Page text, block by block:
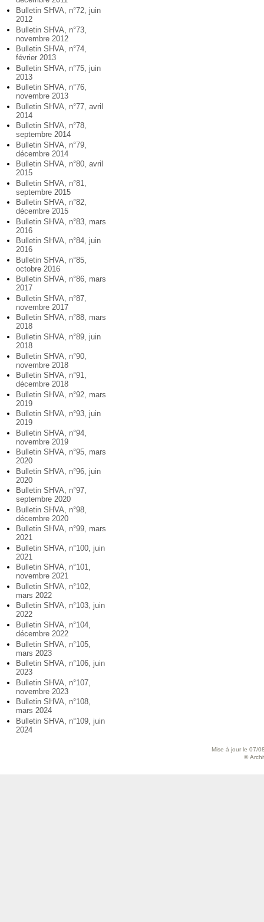
Bulletin SHVA, n°72, juin
2012
Bulletin SHVA, n°73,
novembre 2012
Bulletin SHVA, n°74,
février 2013
Bulletin SHVA, n°75, juin
2013
Bulletin SHVA, n°76,
novembre 2013
Bulletin SHVA, n°77, avril
2014
Bulletin SHVA, n°78,
septembre 2014
Bulletin SHVA, n°79,
décembre 2014
Bulletin SHVA, n°80, avril
2015
Bulletin SHVA, n°81,
septembre 2015
Bulletin SHVA, n°82,
décembre 2015
Bulletin SHVA, n°83, mars
2016
Bulletin SHVA, n°84, juin
2016
Bulletin SHVA, n°85,
octobre 2016
Bulletin SHVA, n°86, mars
2017
Bulletin SHVA, n°87,
novembre 2017
Bulletin SHVA, n°88, mars
2018
Bulletin SHVA, n°89, juin
2018
Bulletin SHVA, n°90,
novembre 2018
Bulletin SHVA, n°91,
décembre 2018
Bulletin SHVA, n°92, mars
2019
Bulletin SHVA, n°93, juin
2019
Bulletin SHVA, n°94,
novembre 2019
Bulletin SHVA, n°95, mars
2020
Bulletin SHVA, n°96, juin
2020
Bulletin SHVA, n°97,
septembre 2020
Bulletin SHVA, n°98,
décembre 2020
Bulletin SHVA, n°99, mars
2021
Bulletin SHVA, n°100, juin
2021
Bulletin SHVA, n°101,
novembre 2021
Bulletin SHVA, n°102,
mars 2022
Bulletin SHVA, n°103, juin
2022
Bulletin SHVA, n°104,
décembre 2022
Bulletin SHVA, n°105,
mars 2023
Bulletin SHVA, n°106, juin
2023
Bulletin SHVA, n°107,
novembre 2023
Bulletin SHVA, n°108,
mars 2024
Bulletin SHVA, n°109, juin
2024
Mise à jour le 07/
©